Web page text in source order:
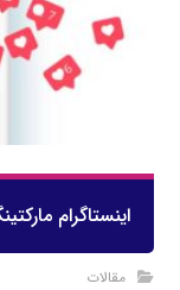
اینستاگرام
مقالات